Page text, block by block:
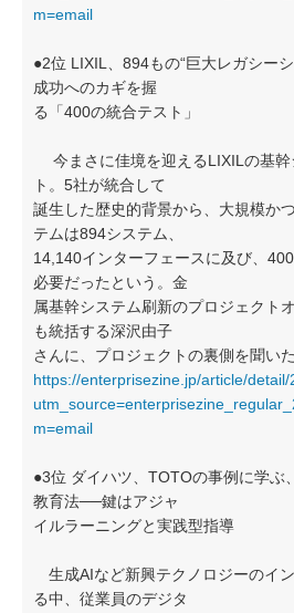
m=email
●2位 LIXIL、894もの“巨大レガシー
成功へのカギを握
る「400の統合テスト」
今まさに佳境を迎えるLIXILの基幹
ト。5社が統合して
誕生した歴史的背景から、大規模か
テムは894システム、
14,140インターフェースに及び、
必要だったという。金
属基幹システム刷新のプロジェクト
も統括する深沢由子
さんに、プロジェクトの裏側を聞いた
https://enterprisezine.jp/article/detail/
m=email
●3位 ダイハツ、TOTOの事例に学ぶ
教育法──鍵はアジャ
イルラーニングと実践型指導
生成AIなど新興テクノロジーのイ
る中、従業員のデジタ